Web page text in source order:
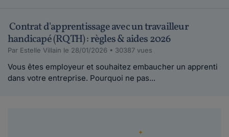
Contrat d'apprentissage avec un travailleur
handicapé (RQTH) : règles & aides 2026
Par Estelle Villain le 28/01/2026 • 30387 vues
Vous êtes employeur et souhaitez embaucher un apprenti
dans votre entreprise. Pourquoi ne pas...